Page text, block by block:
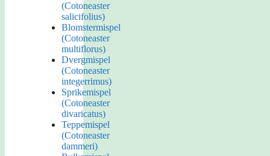
(Cotoneaster
salicifolius)
Blomstermispel
(Cotoneaster
multiflorus)
Dvergmispel
(Cotoneaster
integerrimus)
Sprikemispel
(Cotoneaster
divaricatus)
Teppemispel
(Cotoneaster
dammeri)